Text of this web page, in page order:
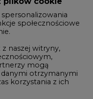
społecznościowe
naszej witryny,
mogą
danymi otrzymanymi
korzystania z ich